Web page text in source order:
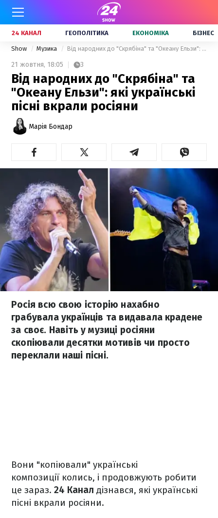
24 КАНАЛ ГЕОПОЛІТИКА ЕКОНОМІКА БІЗНЕС
Show Музика Від народних до "Скрябіна" та "Океану Ельзи": які українські пісні вкрали росіяни
21 жовтня, 18:05 3
Від народних до "Скрябіна" та
"Океану Ельзи": які українські
пісні вкрали росіяни
Марія Бондар
Росія всю свою історію нахабно
грабувала українців та видавала крадене
за своє. Навіть у музиці росіяни
скопіювали десятки мотивів чи просто
переклали наші пісні.
Вони "копіювали" українські
композиції колись, і продовжують робити
це зараз. 24 Канал дізнався, які українські
пісні вкрали росіяни.